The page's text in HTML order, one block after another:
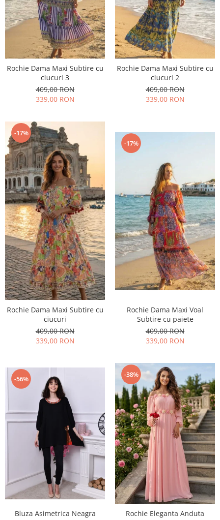
Rochie Dama Maxi Subtire cu
ciucuri 3
409,00 RON
339,00 RON
Rochie Dama Maxi Subtire cu
ciucuri 2
409,00 RON
339,00 RON
-17%
Rochie Dama Maxi Subtire cu
ciucuri
409,00 RON
339,00 RON
-17%
Rochie Dama Maxi Voal
Subtire cu paiete
409,00 RON
339,00 RON
-56%
Bluza Asimetrica Neagra
-38%
Rochie Eleganta Anduta